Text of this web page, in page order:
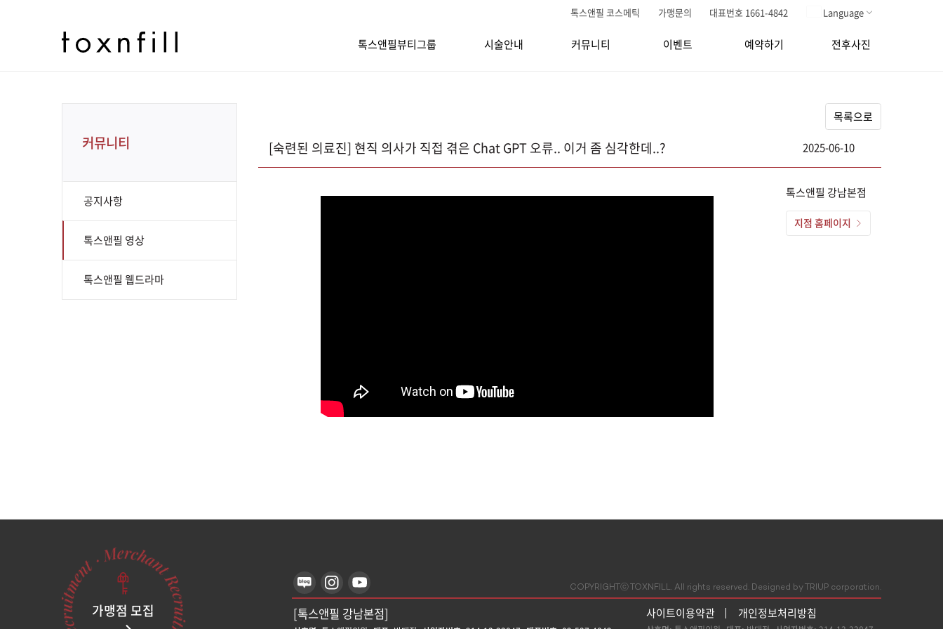
톡스앤필 코스메틱 가맹문의 대표번호 1661-4842 Language
톡스앤필뷰티그룹 시술안내 커뮤니티 이벤트 예약하기 전후사진
커뮤니티
공지사항
톡스앤필 영상
톡스앤필 웹드라마
목록으로
[숙련된 의료진] 현직 의사가 직접 겪은 Chat GPT 오류.. 이거 좀 심각한데..? 2025-06-10
톡스앤필 강남본점
지점 홈페이지
가맹점 모집
COPYRIGHTⓒ TOXNFILL. All rights reserved. Designed by TRIUP corporation.
[톡스앤필 강남본점] 사이트이용약관 개인정보처리방침